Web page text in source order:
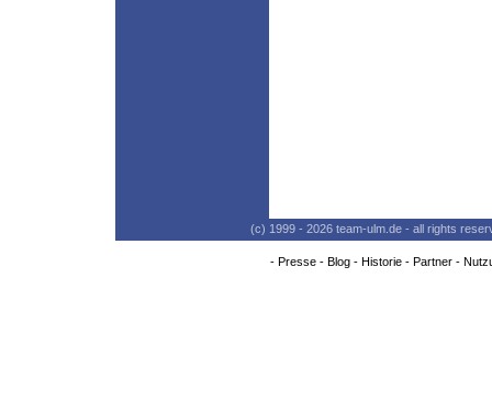
(c) 1999 - 2026 team-ulm.de - all rights
- Presse- Blog- Historie- Partner-